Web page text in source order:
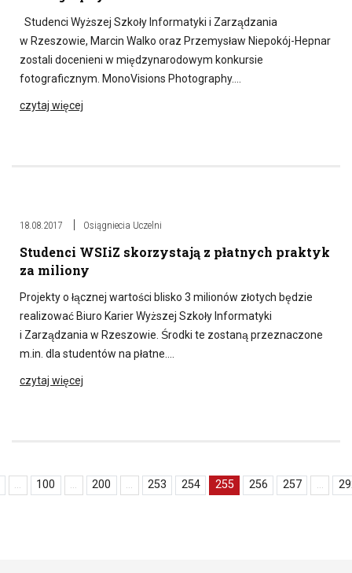
Studenci Wyższej Szkoły Informatyki i Zarządzania
w Rzeszowie, Marcin Walko oraz Przemysław Niepokój-Hepnar
zostali docenieni w międzynarodowym konkursie
fotograficznym. MonoVisions Photography….
czytaj więcej
18.08.2017 Osiągniecia Uczelni
Studenci WSIiZ skorzystają z płatnych praktyk
za miliony
Projekty o łącznej wartości blisko 3 milionów złotych będzie
realizować Biuro Karier Wyższej Szkoły Informatyki
i Zarządzania w Rzeszowie. Środki te zostaną przeznaczone
m.in. dla studentów na płatne….
czytaj więcej
... 100 ... 200 ... 253 254 255 256 257 ...